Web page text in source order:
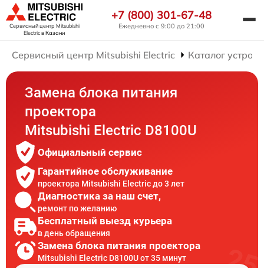
Сервисный центр Mitsubishi
Electricв Казани
+7 (800) 301-67-48
Ежедневно с 9:00 до 21:00
Сервисный центр Mitsubishi Electric Каталог
Замена блока питания
проектора
Mitsubishi Electric D8100U
Официальный сервис
Гарантийное обслуживание
проектора Mitsubishi Electric до 3 лет
Диагностика за наш счет,
ремонт по желанию
Бесплатный выезд курьера
в день обращения
Замена блока питания проектора
Mitsubishi Electric D8100U от 35 минут